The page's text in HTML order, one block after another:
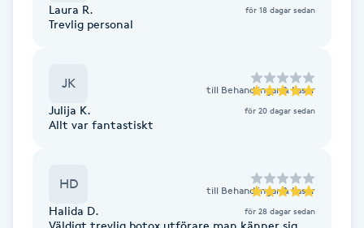
Fotsvamp
Fransar
Laura R. för 18 dagar sedan
Trevlig personal
JK till Behandlingar & Laser
Julija K. för 20 dagar sedan
Allt var fantastiskt
HD till Behandlingar & Laser
Halida D. för 28 dagar sedan
Väldigt trevlig botox utförare man känner sig